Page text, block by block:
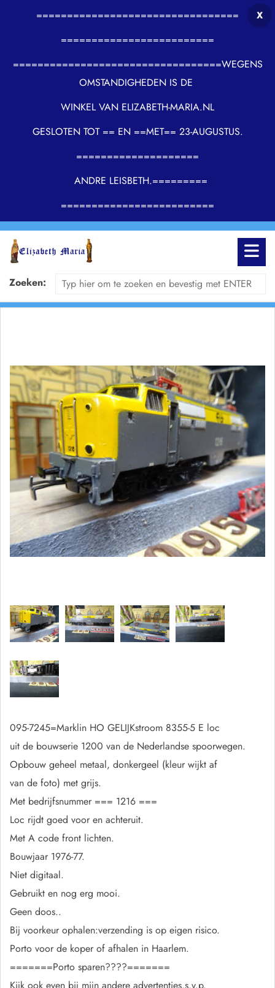
=================================
=========================
==================================WEGENS
OMSTANDIGHEDEN IS DE
WINKEL VAN ELIZABETH-MARIA.NL
GESLOTEN TOT == EN ==MET== 23-AUGUSTUS.
====================
ANDRE LEISBETH.=========
=========================
X
Zoeken:
095-7245=Marklin HO GELIJKstroom 8355-5 E loc
uit de bouwserie 1200 van de Nederlandse spoorwegen.
Opbouw geheel metaal, donkergeel (kleur wijkt af
van de foto) met grijs.
Met bedrijfsnummer === 1216 ===
Loc rijdt goed voor en achteruit.
Met A code front lichten.
Bouwjaar 1976-77.
Niet digitaal.
Gebruikt en nog erg mooi.
Geen doos..
Bij voorkeur ophalen:verzending is op eigen risico.
Porto voor de koper of afhalen in Haarlem.
=======Porto sparen????=======